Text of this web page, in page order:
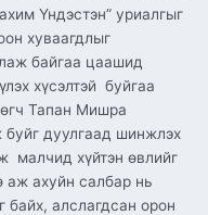
Үндэстэн” уриалгыг
хуваагдлыг
байгаа цаашид
хүсэлтэй буйгаа
Тапан Мишра
буйг дуулгаад шинжлэх
малчид хүйтэн өвлийг
аж ахуйн салбар нь
байх, алслагдсан орон